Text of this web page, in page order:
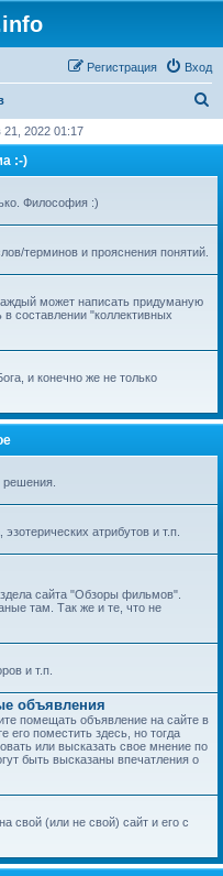
Вход
Регистрация
с
2022 01:17
:-)
Философия :)
терминов и прояснения понятий.
может написать придуманую
составлении "коллективных
и конечно же не только
решения.
атрибутов и т.п.
сайта "Обзоры фильмов".
там. Так же и те, что не
и т.п.
объявления
помещать объявление на сайте в
его поместить здесь, но тогда
или высказать свое мнение по
быть высказаны впечатления о
свой (или не свой) сайт и его с